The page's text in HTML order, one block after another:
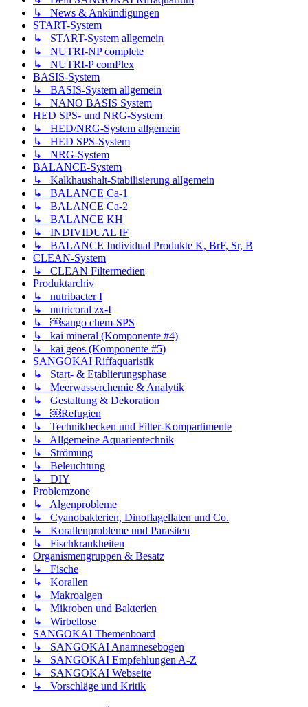
↳ News & Ankündigungen
START-System
↳ START-System allgemein
↳ NUTRI-NP complete
↳ NUTRI-P comPlex
BASIS-System
↳ BASIS-System allgemein
↳ NANO BASIS System
HED SPS- und NRG-System
↳ HED/NRG-System allgemein
↳ HED SPS-System
↳ NRG-System
BALANCE-System
↳ Kalkhaushalt-Stabilisierung allgemein
↳ BALANCE Ca-1
↳ BALANCE Ca-2
↳ BALANCE KH
↳ INDIVIDUAL IF
↳ BALANCE Individual Produkte K, BrF, Sr, B
CLEAN-System
↳ CLEAN Filtermedien
Produktarchiv
↳ nutribacter I
↳ nutricoral zx-I
↳ ￼sango chem-SPS
↳ kai mineral (Komponente #4)
↳ kai geos (Komponente #5)
SANGOKAI Riffaquaristik
↳ Start- & Etablierungsphase
↳ Meerwasserchemie & Analytik
↳ Gestaltung & Dekoration
↳ ￼Refugien
↳ Technikbecken und Filter-Kompartimente
↳ Allgemeine Aquarientechnik
↳ Strömung
↳ Beleuchtung
↳ DIY
Problemzone
↳ Algenprobleme
↳ Cyanobakterien, Dinoflagellaten und Co.
↳ Korallenprobleme und Parasiten
↳ Fischkrankheiten
Organismengruppen & Besatz
↳ Fische
↳ Korallen
↳ Makroalgen
↳ Mikroben und Bakterien
↳ Wirbellose
SANGOKAI Themenboard
↳ SANGOKAI Anamnesebogen
↳ SANGOKAI Empfehlungen A-Z
↳ SANGOKAI Webseite
↳ Vorschläge und Kritik